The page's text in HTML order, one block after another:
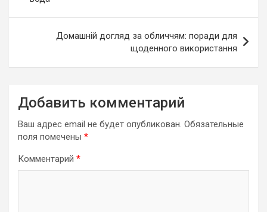
записям
Домашній догляд за обличчям: поради для
щоденного використання
Добавить комментарий
Ваш адрес email не будет опубликован. Обязательные
поля помечены *
Комментарий *